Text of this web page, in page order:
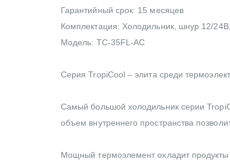
Гарантийный срок: 15 месяцев
Комплектация: Холодильник, шнур 12/
Модель: TC-35FL-AC
Серия TropiCool – элита среди
Самый большой холодильник серии
объем внутреннего пространства
Мощный термоэлемент охладит